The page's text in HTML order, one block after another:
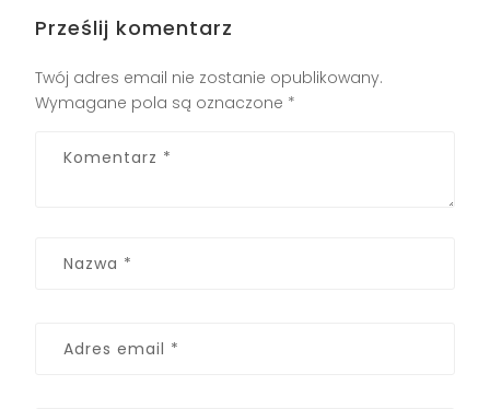
Prześlij komentarz
Twój adres email nie zostanie opublikowany.
Wymagane pola są oznaczone *